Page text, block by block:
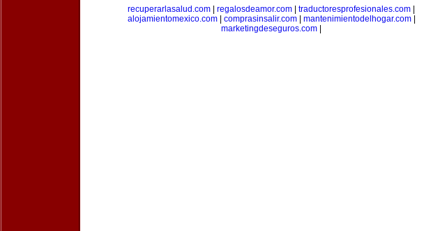
recuperarlasalud.com
regalosdeamor.com traductoresprofesionales.com
alojamientomexico.com| comprasinsalir.com| mantenimientodelhogar.com|
marketingdeseguros.com